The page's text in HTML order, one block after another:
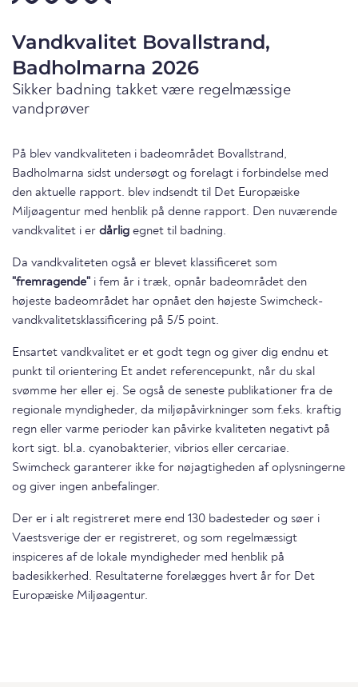
Vandkvalitet Bovallstrand,
Badholmarna 2026
Sikker badning takket være regelmæssige
vandprøver
På blev vandkvaliteten i badeområdet Bovallstrand,
Badholmarna sidst undersøgt og forelagt i forbindelse med
den aktuelle rapport. blev indsendt til Det Europæiske
Miljøagentur med henblik på denne rapport. Den nuværende
vandkvalitet i er dårlig egnet til badning.
Da vandkvaliteten også er blevet klassificeret som
"fremragende" i fem år i træk, opnår badeområdet den
højeste badeområdet har opnået den højeste Swimcheck-
vandkvalitetsklassificering på 5/5 point.
Ensartet vandkvalitet er et godt tegn og giver dig endnu et
punkt til orientering Et andet referencepunkt, når du skal
svømme her eller ej. Se også de seneste publikationer fra de
regionale myndigheder, da miljøpåvirkninger som f.eks. kraftig
regn eller varme perioder kan påvirke kvaliteten negativt på
kort sigt. bl.a. cyanobakterier, vibrios eller cercariae.
Swimcheck garanterer ikke for nøjagtigheden af oplysningerne
og giver ingen anbefalinger.
Der er i alt registreret mere end 130 badesteder og søer i
Vaestsverige der er registreret, og som regelmæssigt
inspiceres af de lokale myndigheder med henblik på
badesikkerhed. Resultaterne forelægges hvert år for Det
Europæiske Miljøagentur.